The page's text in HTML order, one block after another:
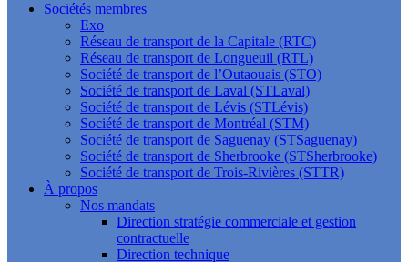
Sociétés membres
Exo
Réseau de transport de la Capitale (RTC)
Réseau de transport de Longueuil (RTL)
Société de transport de l’Outaouais (STO)
Société de transport de Laval (STLaval)
Société de transport de Lévis (STLévis)
Société de transport de Montréal (STM)
Société de transport de Saguenay (STSaguenay)
Société de transport de Sherbrooke (STSherbrooke)
Société de transport de Trois-Rivières (STTR)
À propos
Nos mandats
Direction stratégie commerciale et gestion
contractuelle
Direction technique